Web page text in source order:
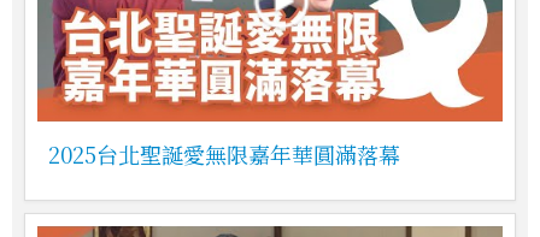
2025台北聖誕愛無限嘉年華圓滿落幕